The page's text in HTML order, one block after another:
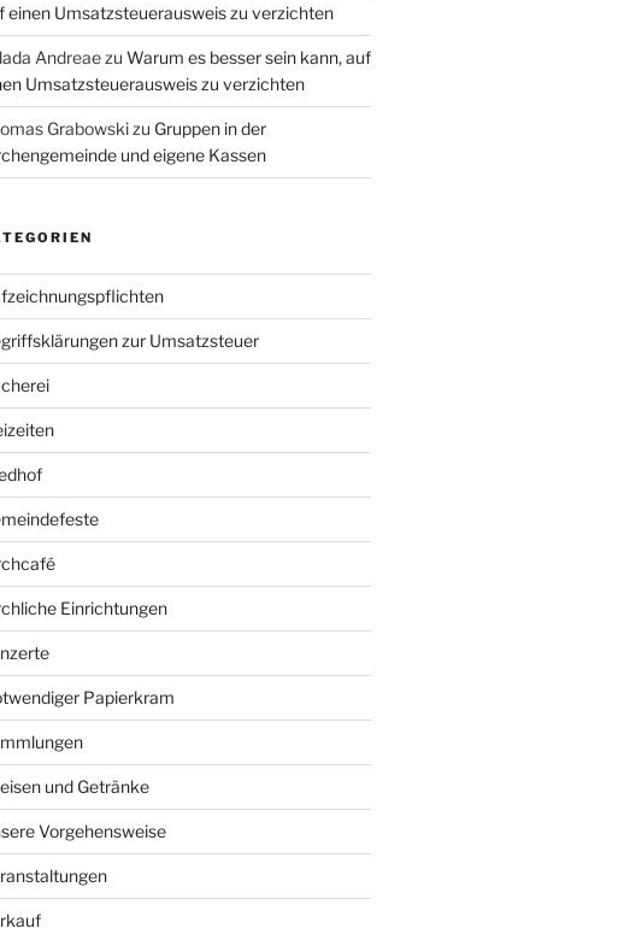
einen Umsatzsteuerausweis zu verzichten
Andreaezu Warum es besser sein kann, auf
Umsatzsteuerausweis zu verzichten
Grabowskizu Gruppen in der
und eigene Kassen
zur Umsatzsteuer
Einrichtungen
Papierkram
und Getränke
Vorgehensweise